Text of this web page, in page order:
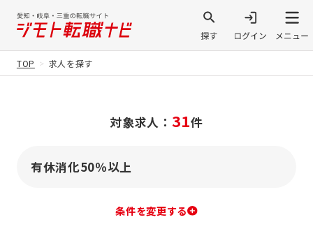
TOP 求人を探す
対象求人： 31件
有休消化50％以上
条件を変更する